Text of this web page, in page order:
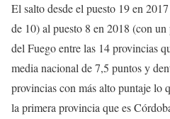
El salto desde el puesto 19 en
de 10) al puesto 8 en 2018 (con
del Fuego entre las 14 provincias
media nacional de 7,5 puntos y
provincias con más alto puntaje lo
la primera provincia que es